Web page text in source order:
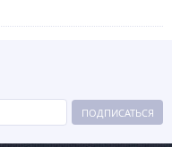
ПОДПИСАТЬСЯ